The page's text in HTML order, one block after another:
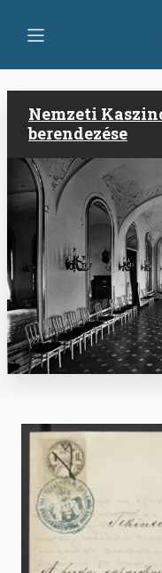
tartalomra
Nemzeti
berendezése